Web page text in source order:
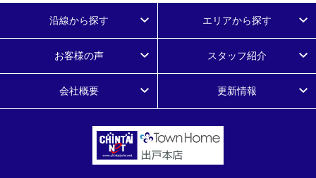
沿線から探す エリアから探す
お客様の声 スタッフ紹介
会社概要 更新情報